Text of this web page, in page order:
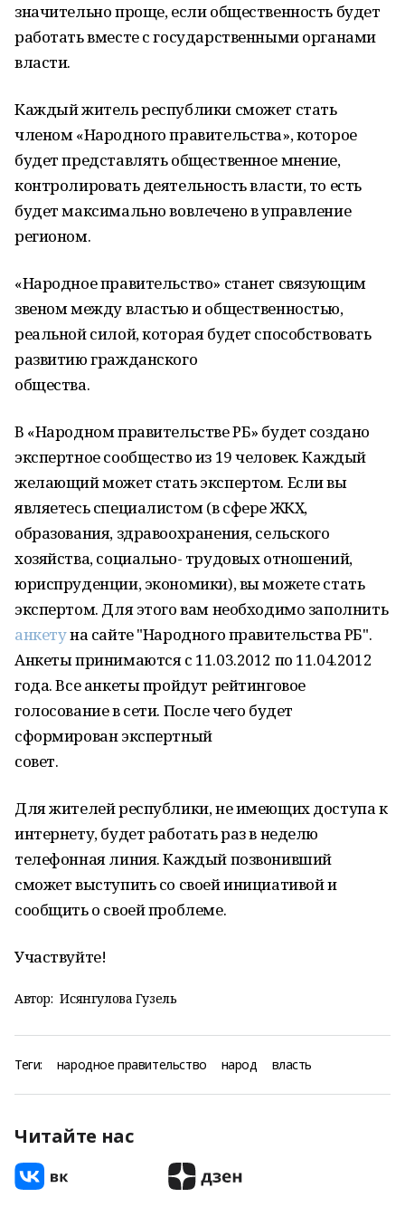
значительно проще, если общественность будет
работать вместе с государственными органами
власти.
Каждый житель республики сможет стать
членом «Народного правительства», которое
будет представлять общественное мнение,
контролировать деятельность власти, то есть
будет максимально вовлечено в управление
регионом.
«Народное правительство» станет связующим
звеном между властью и общественностью,
реальной силой, которая будет способствовать
развитию гражданского
общества.
В «Народном правительстве РБ» будет создано
экспертное сообщество из 19 человек. Каждый
желающий может стать экспертом. Если вы
являетесь специалистом (в сфере ЖКХ,
образования, здравоохранения, сельского
хозяйства, социально- трудовых отношений,
юриспруденции, экономики), вы можете стать
экспертом. Для этого вам необходимо заполнить
анкетуна сайте "Народного правительства РБ".
Анкеты принимаются с 11.03.2012 по 11.04.2012
года. Все анкеты пройдут рейтинговое
голосование в сети. После чего будет
сформирован экспертный
Для жителей республики, не имеющих доступа к
интернету, будет работать раз в неделю
телефонная линия. Каждый позвонивший
сможет выступить со своей инициативой и
сообщить о своей проблеме.
Автор: Исянгулова Гузель
Теги: народное правительство народ власть
Читайте нас